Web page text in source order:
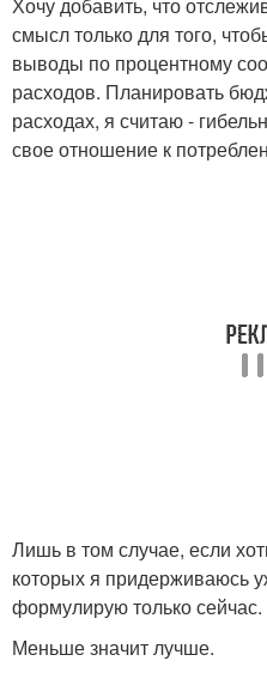
Хочу добавить, что
смысл только для того,
выводы по процентному
расходов. Планировать
расходах, я считаю -
свое отношение к
Лишь в том случае, если
которых я придерживаюсь
формулирую только сейчас.
Меньше значит лучше.